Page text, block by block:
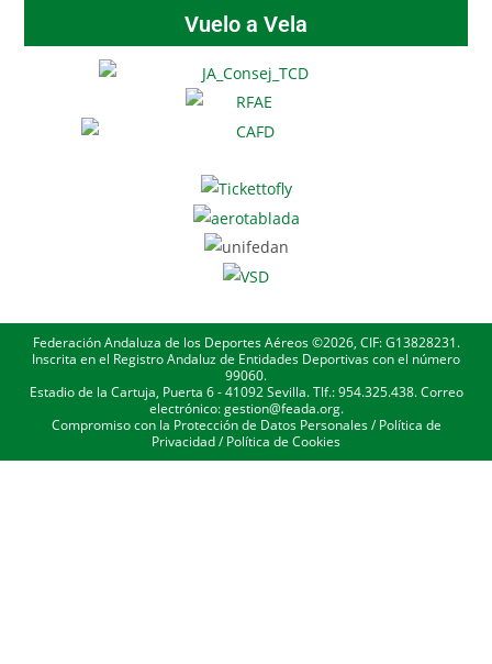
Vuelo a Vela
Federación Andaluza de los Deportes Aéreos ©2026, CIF: G13828231.
Inscrita en el Registro Andaluz de Entidades Deportivas con el número
99060.
Estadio de la Cartuja, Puerta 6 - 41092 Sevilla. Tlf.: 954.325.438. Correo
electrónico: gestion@feada.org.
Compromiso con la Protección de Datos Personales/Política de
Privacidad/Política de Cookies